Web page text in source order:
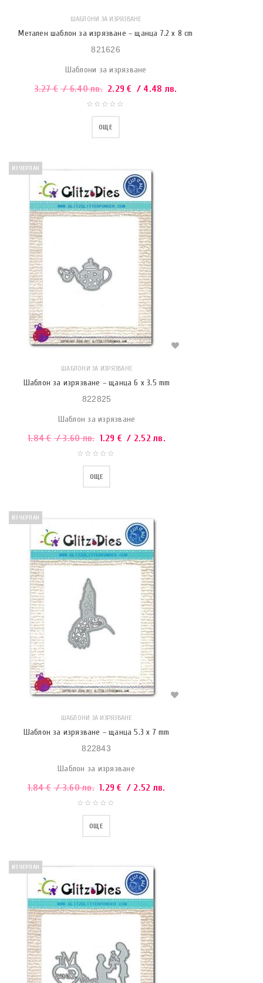
ШАБЛОНИ ЗА ИЗРЯЗВАНЕ
Метален шаблон за изрязване – щанца 7.2 x 8 cm
821626
Шаблони за изрязване
3.27€ / 6.40 лв. 2.29€ / 4.48 лв.
ОЩЕ
ИЗЧЕРПАН
ШАБЛОНИ ЗА ИЗРЯЗВАНЕ
Шаблон за изрязване – щанца 6 x 3.5 mm
822825
Шаблон за изрязване
1.84€ / 3.60 лв. 1.29 € / 2.52 лв.
ОЩЕ
ИЗЧЕРПАН
ШАБЛОНИ ЗА ИЗРЯЗВАНЕ
Шаблон за изрязване – щанца 5.3 x 7 mm
822843
Шаблон за изрязване
1.84€ / 3.60 лв. 1.29€ / 2.52 лв.
ОЩЕ
ИЗЧЕРПАН